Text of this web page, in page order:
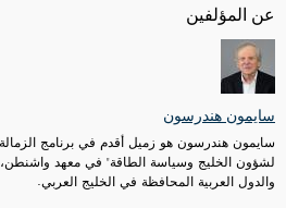
عن المؤلفين
سايمون هندرسون
سايمون هندرسون هو زميل أقدم في برنامج الزمالة
لشؤون الخليج وسياسة الطاقة" في معهد
والدول العربية المحافظة في الخليج العربي.